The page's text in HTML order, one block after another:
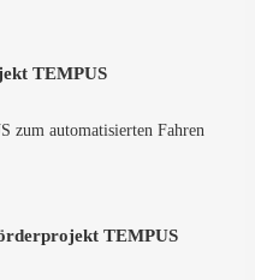
TEMPUS
zum auto­ma­ti­sier­ten Fah­ren
TEMPUS